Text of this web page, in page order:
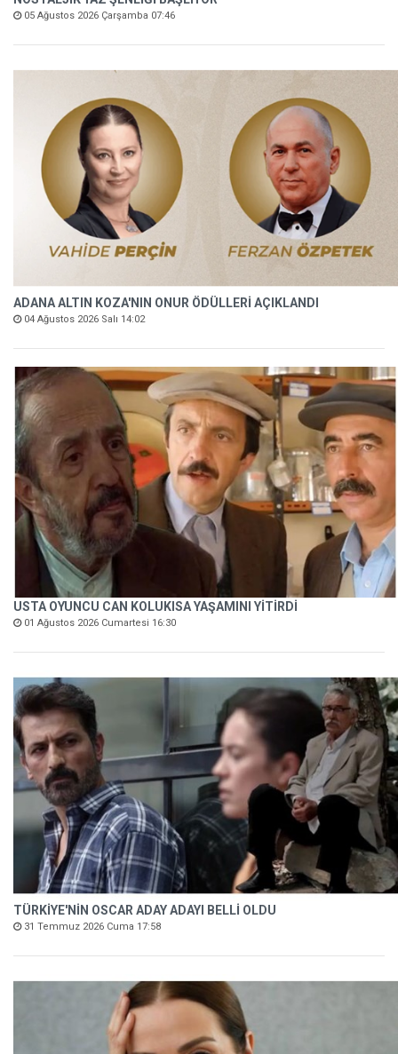
05 Ağustos 2026 Çarşamba 07:46
ADANA ALTIN KOZA'NIN ONUR ÖDÜLLERİ AÇIKLANDI
04 Ağustos 2026 Salı 14:02
USTA OYUNCU CAN KOLUKISA YAŞAMINI YİTİRDİ
01 Ağustos 2026 Cumartesi 16:30
TÜRKİYE'NİN OSCAR ADAY ADAYI BELLİ OLDU
31 Temmuz 2026 Cuma 17:58